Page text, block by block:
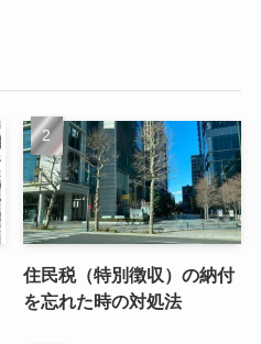
住民税（特別徴収）の納付
を忘れた時の対処法